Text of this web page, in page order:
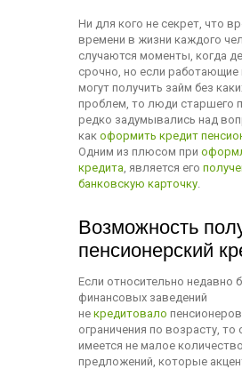
Ни для кого не секрет, что
времени в жизни каждого
случаются моменты, когда
срочно, но если работающие
могут получить займ без
проблем, то люди старшего
редко задумывались над
как оформить кредит
Одним из плюсом при
кредита , является его
банковскую карточку.
Возможность
пенсионерский
Если относительно недавно
финансовых заведений
не кредитовало
ограничения по возрасту, то
имеется не малое
предложений, которые